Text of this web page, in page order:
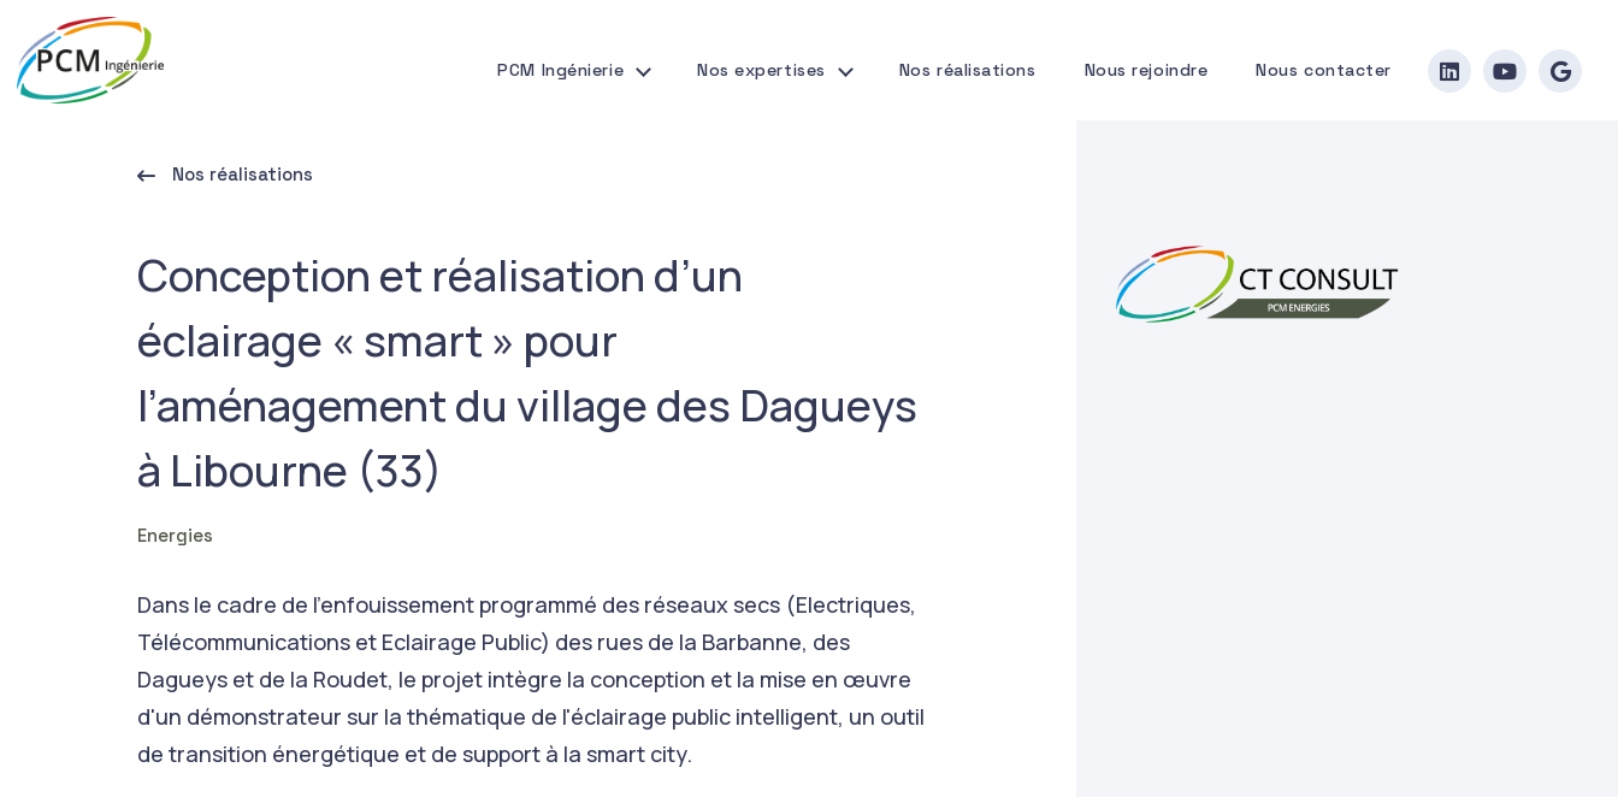
PCM Ingénierie Nos expertises Nos réalisations Nous rejoindre Nous contacter
Nos réalisations
Conception et réalisation d’un
éclairage « smart » pour
l’aménagement du village des Dagueys
à Libourne (33)
Energies
Dans le cadre de l'enfouissement programmé des réseaux secs (Electriques,
Télécommunications et Eclairage Public) des rues de la Barbanne, des
Dagueys et de la Roudet, le projet intègre la conception et la mise en œuvre
d'un démonstrateur sur la thématique de l'éclairage public intelligent, un outil
de transition énergétique et de support à la smart city.